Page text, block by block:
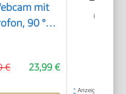
mit
90 °
Plug &
Win10,
23,99 €
€
* Anzeige